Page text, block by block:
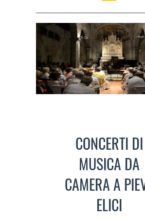
CONCERTI DI
MUSICA DA
CAMERA A
ELICI